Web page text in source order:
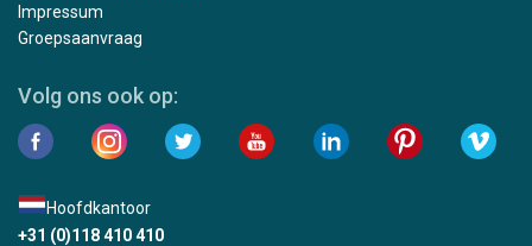
Impressum
Groepsaanvraag
Volg ons ook op:
Hoofdkantoor
+31 (0)118 410 410